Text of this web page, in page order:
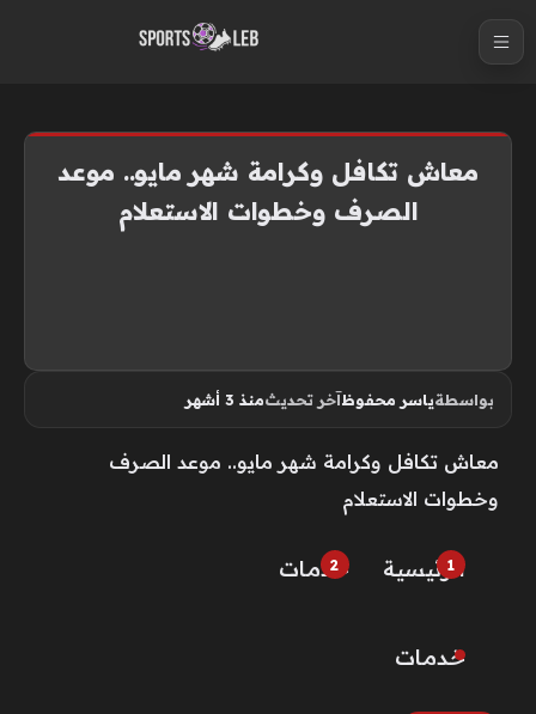
معاش تكافل وكرامة شهر مايو.. موعد
الصرف وخطوات الاستعلام
بواسطةياسر محفوظآخر تحديثمنذ 3 أشهر
معاش تكافل وكرامة شهر مايو.. موعد الصرف
وخطوات الاستعلام
الرئيسية خـدمـات
خـدمـات